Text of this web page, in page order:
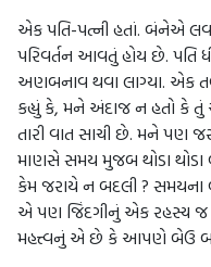
એક પતિ-પત્ની હતાં. બંનેએ
પરિવર્તન આવતું હોય છે. પતિ
અણબનાવ થવા લાગ્યા. એક
કહ્યું કે, મને અંદાજ ન હતો કે
તારી વાત સાચી છે. મને પણ
માણસે સમય મુજબ થોડા થોડા
કેમ જરાયે ન બદલી ?
એ પણ જિંદગીનું એક રહસ્ય જ
મહત્ત્વનું એ છે કે આપણે બેઉ